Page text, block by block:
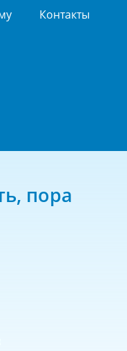
Контакты
пора